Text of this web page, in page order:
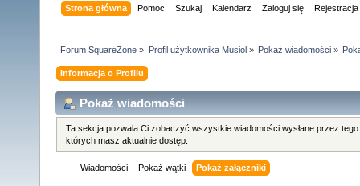
Strona główna Pomoc Szukaj Kalendarz Zaloguj się Rejestracja
Forum SquareZone » Profil użytkownika Musiol» Pokaż wiadomości»
Informacja o Profilu
Pokaż wiadomości
Ta sekcja pozwala Ci zobaczyć wszystkie wiadomości wysłane przez
których masz aktualnie dostęp.
Wiadomości Pokaż wątki Pokaż załączniki